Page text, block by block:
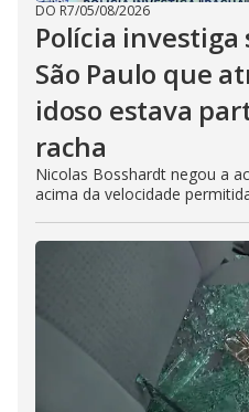
DO R7/05/08/2026
Polícia investiga
São Paulo que
idoso estava
racha
Nicolas Bosshardt negou a
acima da velocidade